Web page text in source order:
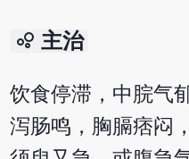
bubble_chart 主治
饮食停滞，中脘气
泻肠鸣，胸膈痞闷